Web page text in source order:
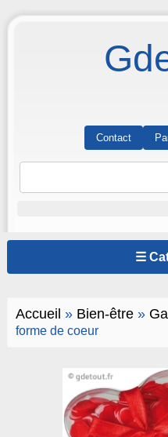
Contact
☰
Accueil » Bien-être»
forme de coeur